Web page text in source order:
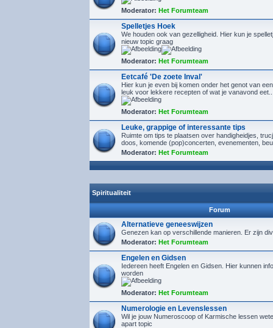
Moderator: Het Forumteam
Spelletjes Hoek
We houden ook van gezelligheid. Hier kun je
nieuw topic graag
Moderator: Het Forumteam
Eetcafé 'De zoete Inval'
Hier kun je even bij komen onder het genot van
leuk voor lekkere recepten of wat je vanavond
Moderator: Het Forumteam
Leuke, grappige of interessante tips
Ruimte om tips te plaatsen over handigheidjes,
doos, komende (pop)concerten, evenementen,
Moderator: Het Forumteam
Spiritualiteit
Forum
Alternatieve geneeswijzen
Genezen kan op verschillende manieren. Er zijn
Moderator: Het Forumteam
Engelen en Gidsen
Iedereen heeft Engelen en Gidsen. Hier kunnen
worden
Moderator: Het Forumteam
Numerologie en Levenslessen
Wil je jouw Numeroscoop of Karmische lessen
apart topic